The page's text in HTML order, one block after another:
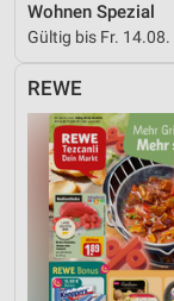
Wohnen Spezial
Gültig bis Fr. 14.08.
REWE